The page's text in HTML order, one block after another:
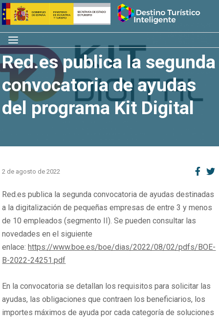
Saltar
al
contenido
Inicio
Menú
Red.es publica la segunda
convocatoria de ayudas
del programa Kit Digital
2 de agosto de 2022
Red.es publica la segunda convocatoria de ayudas destinadas
a la digitalización de pequeñas empresas de entre 3 y menos
de 10 empleados (segmento II). Se pueden consultar las
novedades en el siguiente
enlace: https://www.boe.es/boe/dias/2022/08/02/pdfs/BOE-
B-2022-24251.pdf
En la convocatoria se detallan los requisitos para solicitar las
ayudas, las obligaciones que contraen los beneficiarios, los
importes máximos de ayuda por cada categoría de soluciones